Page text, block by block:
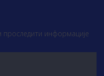
информације